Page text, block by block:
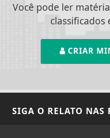
Você pode ler
classificados
CRIAR
SIGA O RELATO NAS